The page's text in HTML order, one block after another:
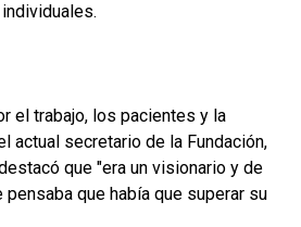
el trabajo, los pacientes y la
actual secretario de la Fundación,
que "era un visionario y de
pensaba que había que superar su